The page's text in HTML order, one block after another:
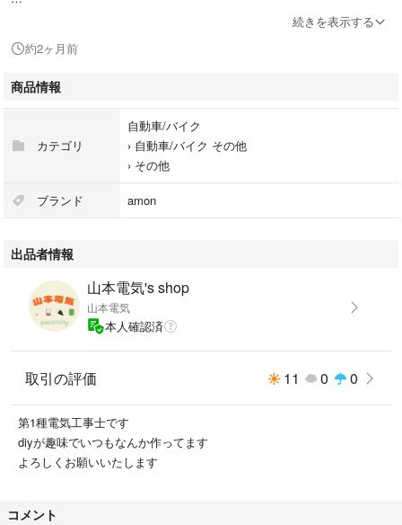
24Vで160W
です。
画像は赤2本、黒2本です
当商品は、エーモン製 ギボシ端子を使用して作成したハンドメイド品で
す。
コメント欄にご記入いただきましたら迅速に対応致しますのでお気軽にご
ご覧いただきありがとうございます。
続きを表示する
約2ヶ月前
商品情報
カテゴリ
自動車/バイク
› 自動車/バイク その他
› その他
ブランド amon
出品者情報
山本電気's shop
山本電気
本人確認済
取引の評価 11 0 0
第1種電気工事士です
diyが趣味でいつもなんか作ってます
よろしくお願いいたします
コメント